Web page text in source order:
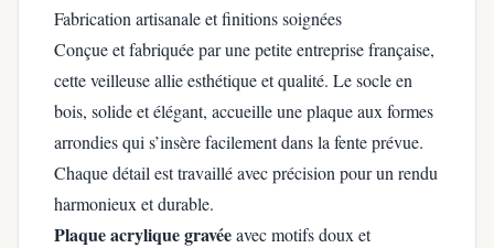
Fabrication artisanale et finitions soignées
Conçue et fabriquée par une petite entreprise française,
cette veilleuse allie esthétique et qualité. Le socle en
bois, solide et élégant, accueille une plaque aux formes
arrondies qui s’insère facilement dans la fente prévue.
Chaque détail est travaillé avec précision pour un rendu
harmonieux et durable.
Plaque acrylique gravéeavec motifs doux et